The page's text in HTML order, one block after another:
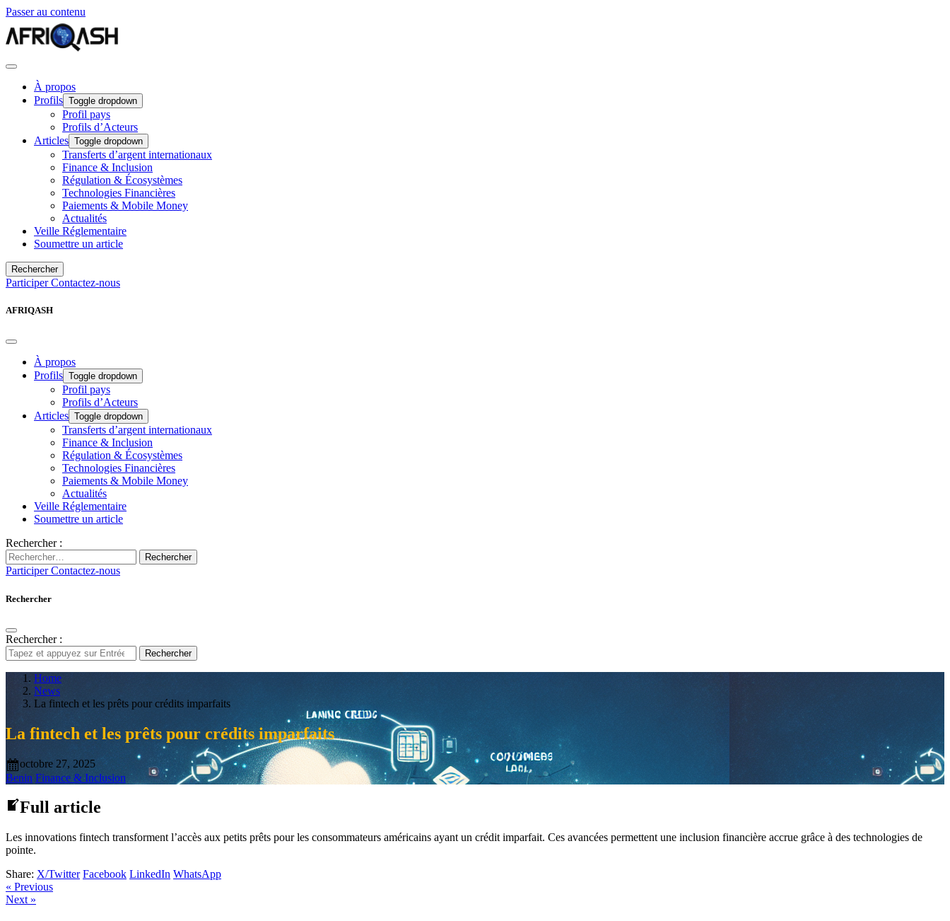
Passer au contenu
À propos
Profils Toggle dropdown
Profil pays
Profils d’Acteurs
Articles Toggle dropdown
Transferts d’argent internationaux
Finance & Inclusion
Régulation & Écosystèmes
Technologies Financières
Paiements & Mobile Money
Actualités
Veille Réglementaire
Soumettre un article
Rechercher
ParticiperContactez-nous
AFRIQASH
À propos
Profils Toggle dropdown
Profil pays
Profils d’Acteurs
Articles Toggle dropdown
Transferts d’argent internationaux
Finance & Inclusion
Régulation & Écosystèmes
Technologies Financières
Paiements & Mobile Money
Actualités
Veille Réglementaire
Soumettre un article
Rechercher :
Rechercher
ParticiperContactez-nous
Rechercher
Rechercher :
Rechercher
Home
News
La fintech et les prêts pour crédits imparfaits
La fintech et les prêts pour crédits imparfaits
octobre 27, 2025
Benin Finance & Inclusion
Full article
Les innovations fintech transforment l’accès aux petits prêts pour les consommateurs américains ayant un crédit imparfait. Ces avancées permettent une inclusion financière accrue grâce à des technologies de
pointe.
Share: X/Twitter Facebook LinkedIn WhatsApp
« Previous
Next »